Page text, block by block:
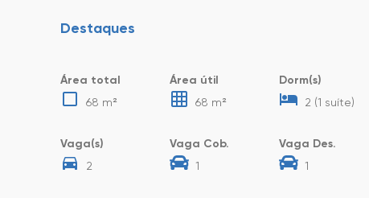
Destaques
Área total
68 m²
Área útil
68 m²
Dorm(s)
2 (1 suíte)
Vaga(s)
2
Vaga Cob.
1
Vaga Des.
1